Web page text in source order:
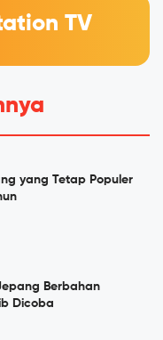
TV
yang Tetap Populer
Berbahan
Dicoba